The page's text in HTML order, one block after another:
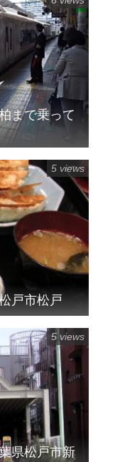
まで乗って
戸市松戸
5 views
県松戸市新
5 views